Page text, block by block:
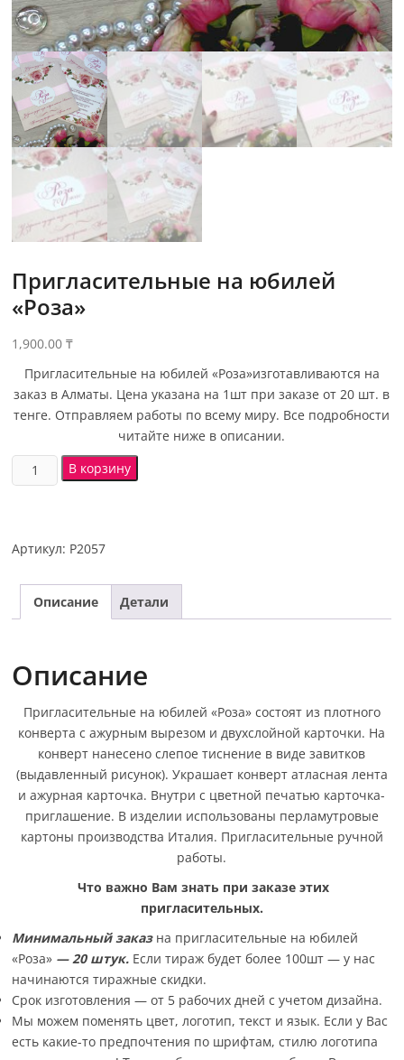
Пригласительные на юбилей
«Роза»
1,900.00₸
Пригласительные на юбилей «Роза»изготавливаются на
заказ в Алматы. Цена указана на 1шт при заказе от 20 шт. в
тенге. Отправляем работы по всему миру. Все подробности
читайте ниже в описании.
В корзину
Артикул: Р2057
Описание Детали
Описание
Пригласительные на юбилей «Роза» состоят из плотного
конверта с ажурным вырезом и двухслойной карточки. На
конверт нанесено слепое тиснение в виде завитков
(выдавленный рисунок). Украшает конверт атласная лента
и ажурная карточка. Внутри с цветной печатью карточка-
приглашение. В изделии использованы перламутровые
картоны производства Италия. Пригласительные ручной
работы.
Что важно Вам знать при заказе этих
пригласительных.
Минимальный заказ на пригласительные на юбилей
«Роза» — 20 штук. Если тираж будет более 100шт — у нас
начинаются тиражные скидки.
Срок изготовления — от 5 рабочих дней с учетом дизайна.
Мы можем поменять цвет, логотип, текст и язык. Если у Вас
есть какие-то предпочтения по шрифтам, стилю логотипа